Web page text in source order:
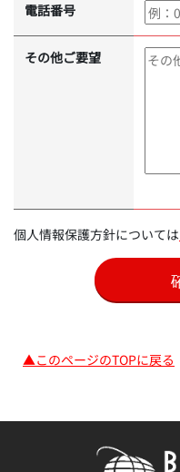
電話番号
その他ご要望
個人情報保護方針については
▲このページのTOPに戻る